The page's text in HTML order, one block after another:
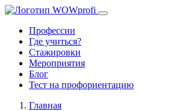
Профессии
Где учиться?
Стажировки
Мероприятия
Блог
Тест на профориентацию
Главная